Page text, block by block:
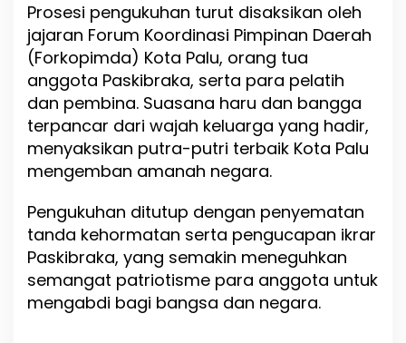
Prosesi pengukuhan turut disaksikan oleh
jajaran Forum Koordinasi Pimpinan Daerah
(Forkopimda) Kota Palu, orang tua
anggota Paskibraka, serta para pelatih
dan pembina. Suasana haru dan bangga
terpancar dari wajah keluarga yang hadir,
menyaksikan putra-putri terbaik Kota Palu
mengemban amanah negara.
Pengukuhan ditutup dengan penyematan
tanda kehormatan serta pengucapan ikrar
Paskibraka, yang semakin meneguhkan
semangat patriotisme para anggota untuk
mengabdi bagi bangsa dan negara.